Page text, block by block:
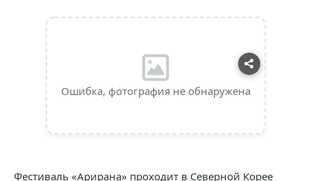
Ошибка, фотография не обнаружена
Фестиваль «Арирана» проходит в Северной Корее